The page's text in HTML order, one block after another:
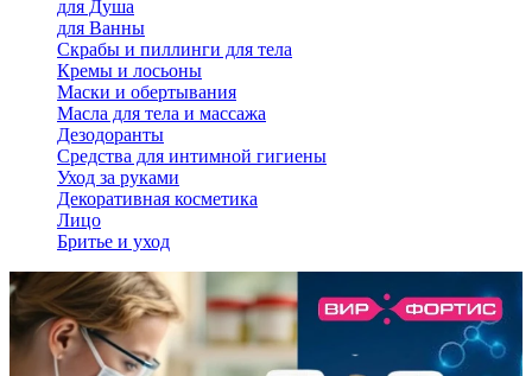
для Душа
для Ванны
Скрабы и пиллинги для тела
Кремы и лосьоны
Маски и обертывания
Масла для тела и массажа
Дезодоранты
Средства для интимной гигиены
Уход за руками
Декоративная косметика
Лицо
Бритье и уход